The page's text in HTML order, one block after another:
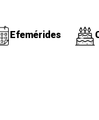
Efemérides